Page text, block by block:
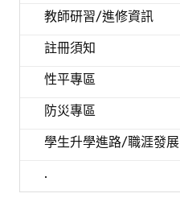
教師研習/進修資訊
註冊須知
性平專區
防災專區
學生升學進路/職涯發展
.